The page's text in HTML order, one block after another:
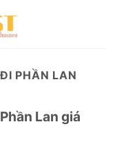
PHẦN LAN
Lan giá